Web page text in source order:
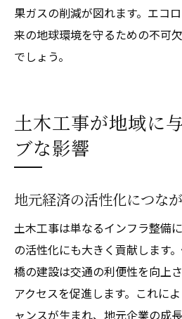
果ガスの削減が図れます。エコ
来の地球環境を守るための不可
でしょう。
土木工事が地域に
ブな影響
地元経済の活性化につな
土木工事は単なるインフラ整備
の活性化にも大きく貢献します
橋の建設は交通の利便性を向上
アクセスを促進します。これに
ャンスが生まれ、地元企業の成